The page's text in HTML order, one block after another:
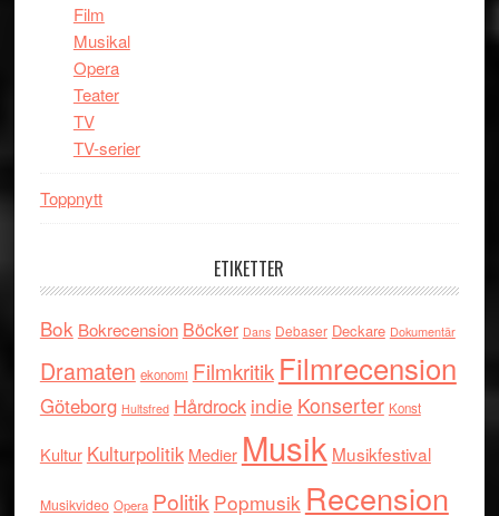
Film
Musikal
Opera
Teater
TV
TV-serier
Toppnytt
ETIKETTER
Bok Bokrecension Böcker Dans Debaser Deckare Dokumentär
Dramaten ekonomi Filmkritik Filmrecension
Göteborg Hultsfred Hårdrock indie Konserter Konst
Kultur Kulturpolitik Medier Musik Musikfestival
Musikvideo Opera Politik Popmusik Recension